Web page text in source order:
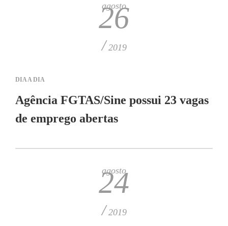
agosto
26
/ 2019
DIA A DIA
Agência FGTAS/Sine possui 23 vagas
de emprego abertas
agosto
24
/ 2019